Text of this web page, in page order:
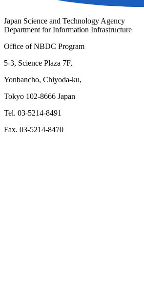
Japan Science and Technology Agency
Department for Information Infrastructure
Office of NBDC Program
5-3, Science Plaza 7F,
Yonbancho, Chiyoda-ku,
Tokyo 102-8666 Japan
Tel. 03-5214-8491
Fax. 03-5214-8470